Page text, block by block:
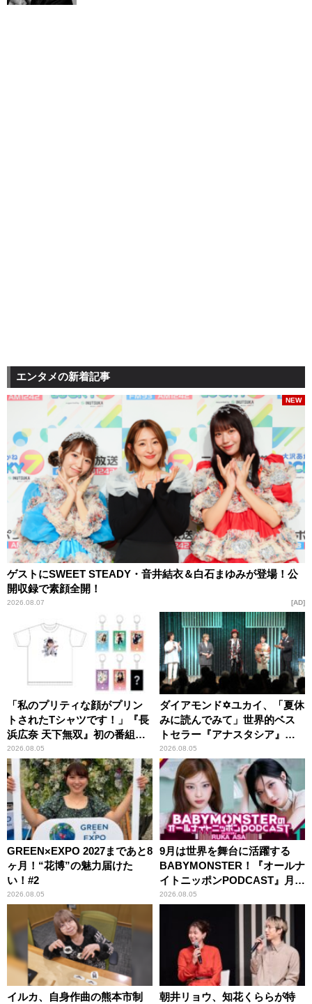
エンタメの新着記事
ゲストにSWEET STEADY・音井結衣＆白石まゆみが登場！公
開収録で素顔全開！
2026.08.07
NEW
AD
「私のプリティな顔がプリン
トされたTシャツです！」『長
浜広奈 天下無双』初の番組グ
ッズ発売
2026.08.05
ダイアモンド✡ユカイ、「夏休
みに読んでみて」世界的ベス
トセラー『アナスタシア』を
紹介
2026.08.05
GREEN×EXPO 2027まであと8
ヶ月！“花博”の魅力届けた
い！#2
2026.08.05
9月は世界を舞台に活躍する
BABYMONSTER！『オールナ
イトニッポンPODCAST』月替
わりパーソナリティ
2026.08.05
イルカ、自身作曲の熊本市制
朝井リョウ、知花くららが特